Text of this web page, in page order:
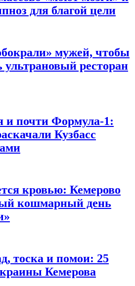
для благой цели
мужей, чтобы
ультрановый ресторан
и почти Формула-1:
Кузбасс
кровью: Кемерово
кошмарный день
тоска и помои: 25
Кемерова